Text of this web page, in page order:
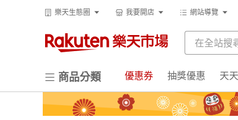
樂天生態圈 我要開店 網站導覽
商品分類 優惠券 抽獎優惠 天